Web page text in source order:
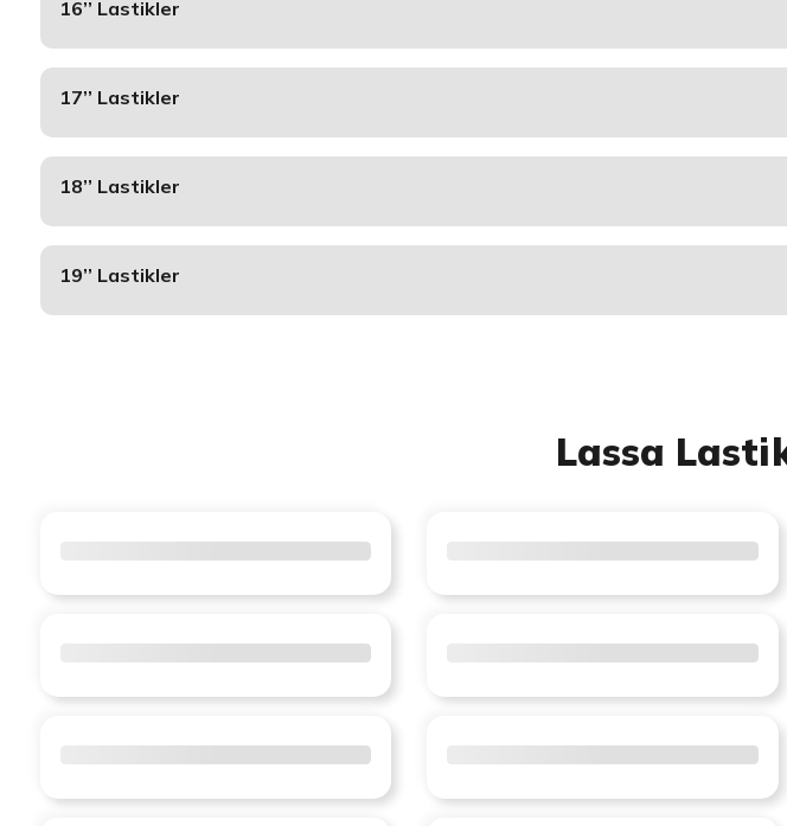
16’’ Lastikler
17’’ Lastikler
18’’ Lastikler
19’’ Lastikler
Lassa